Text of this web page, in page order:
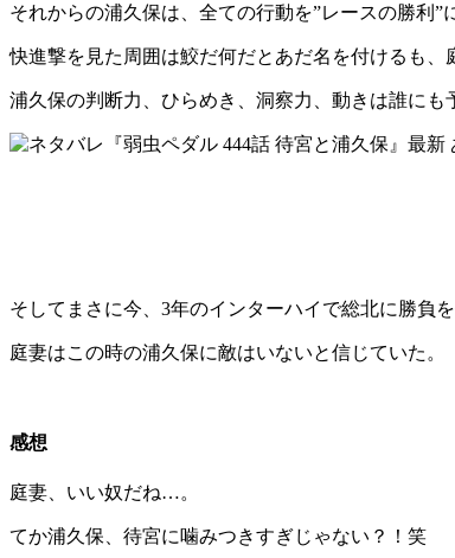
それからの浦久保は、全ての行動を”レースの勝利”
快進撃を見た周囲は鮫だ何だとあだ名を付けるも、
浦久保の判断力、ひらめき、洞察力、動きは誰にも
そしてまさに今、3年のインターハイで総北に勝負
庭妻はこの時の浦久保に敵はいないと信じていた。
感想
庭妻、いい奴だね…。
てか浦久保、待宮に噛みつきすぎじゃない？！笑